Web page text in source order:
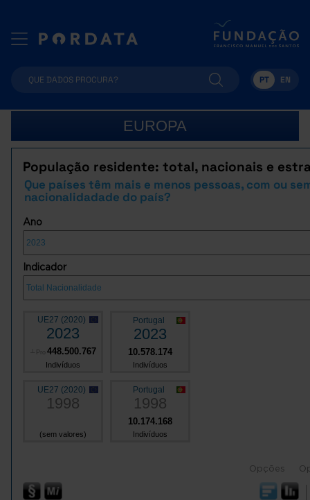
PT EN
EUROPA
População residente: total, nacionais e
Que países têm mais e menos pessoas, com ou
nacionalidadade do país?
Ano
Indicador
UE27 (2020)
2023
448.500.767
Indivíduos
Portugal
2023
10.578.174
Indivíduos
UE27 (2020)
1998
(sem valores)
Portugal
1998
10.174.168
Indivíduos
Opções